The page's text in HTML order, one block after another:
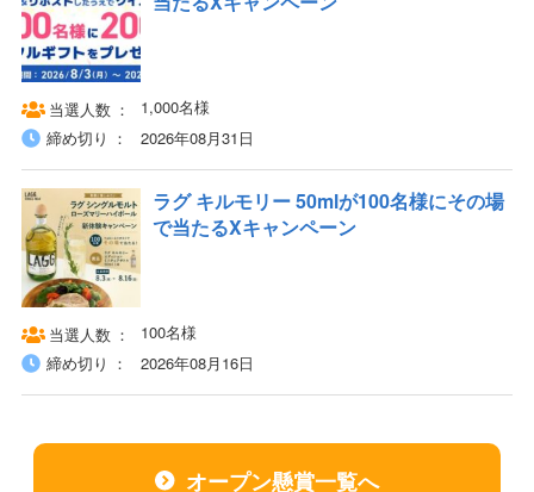
当選人数
1,000名様
締め切り
2026年08月31日
ラグ キルモリー 50mlが100名様にその場
で当たるXキャンペーン
当選人数
100名様
締め切り
2026年08月16日
オープン懸賞一覧へ